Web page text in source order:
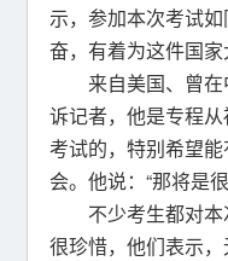
示，参加本次考试
奋，有着为这件国家
来自美国、曾
诉记者，他是专程
考试的，特别希望
会。他说：“那将是
不少考生都对
很珍惜，他们表示